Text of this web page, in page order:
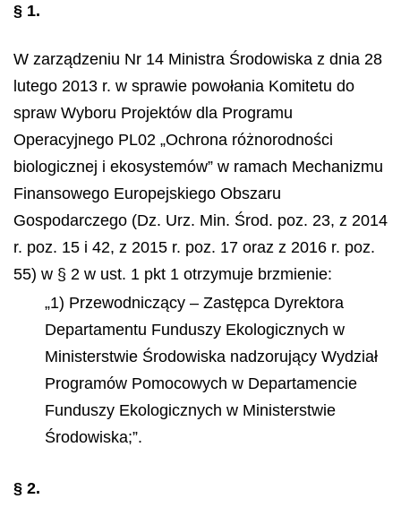
§ 1.
W zarządzeniu Nr 14 Ministra Środowiska z dnia 28
lutego 2013 r. w sprawie powołania Komitetu do
spraw Wyboru Projektów dla Programu
Operacyjnego PL02 „Ochrona różnorodności
biologicznej i ekosystemów” w ramach Mechanizmu
Finansowego Europejskiego Obszaru
Gospodarczego (Dz. Urz. Min. Środ. poz. 23, z 2014
r. poz. 15 i 42, z 2015 r. poz. 17 oraz z 2016 r. poz.
55) w § 2 w ust. 1 pkt 1 otrzymuje brzmienie:
„1) Przewodniczący – Zastępca Dyrektora
Departamentu Funduszy Ekologicznych w
Ministerstwie Środowiska nadzorujący Wydział
Programów Pomocowych w Departamencie
Funduszy Ekologicznych w Ministerstwie
Środowiska;”.
§ 2.